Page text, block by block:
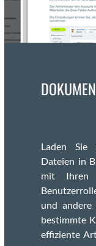
Laden Sie
Dateien in
mit Ihren
und
bes­timmte
effiziente